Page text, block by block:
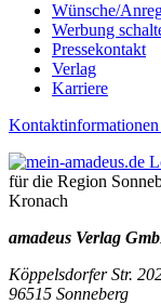
Wünsche/
Werbung
Pressekontakt
Verlag
Karriere
Kontaktinformationen
für die Region
Kronach
amadeus Verlag
Köppelsdorfer Str.
96515 Sonneberg